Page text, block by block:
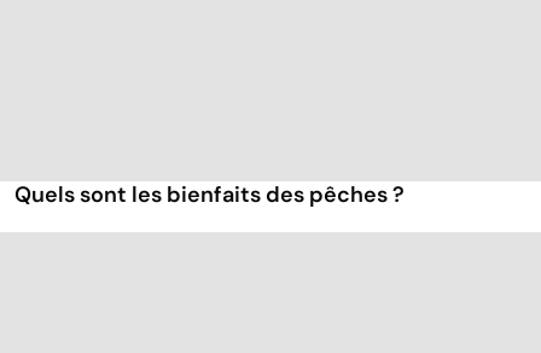
Quels sont les bienfaits des pêches ?